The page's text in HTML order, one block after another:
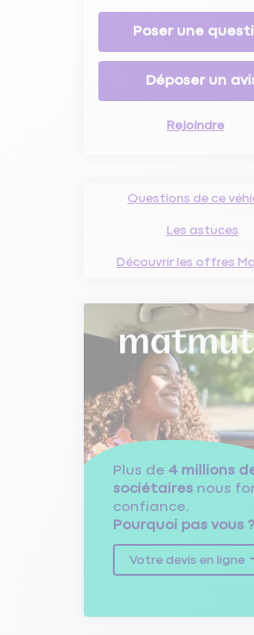
Poser une
Déposer un
Rejoindre
Questions de ce
Les astuces
Découvrir les offres
Plus de 4 millions
sociétaires nous
confiance.
Pourquoi pas vous ?
Votre devis en ligne